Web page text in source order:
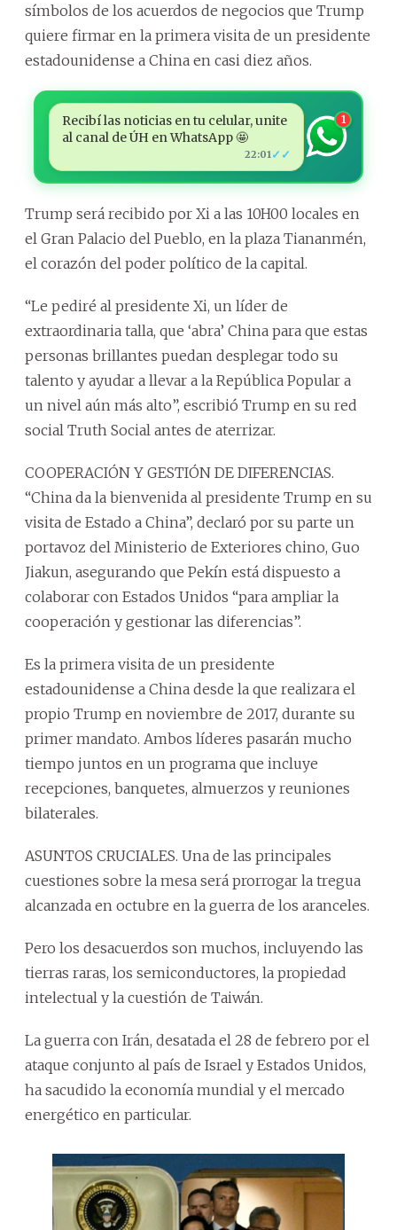
símbolos de los acuerdos de negocios que Trump
quiere firmar en la primera visita de un presidente
estadounidense a China en casi diez años.
Recibí las noticias en tu celular, unite
al canal de ÚH en WhatsApp 🤩
22:01 ✓✓
1
Trump será recibido por Xi a las 10H00 locales en
el Gran Palacio del Pueblo, en la plaza Tiananmén,
el corazón del poder político de la capital.
“Le pediré al presidente Xi, un líder de
extraordinaria talla, que ‘abra’ China para que estas
personas brillantes puedan desplegar todo su
talento y ayudar a llevar a la República Popular a
un nivel aún más alto”, escribió Trump en su red
social Truth Social antes de aterrizar.
COOPERACIÓN Y GESTIÓN DE DIFERENCIAS.
“China da la bienvenida al presidente Trump en su
visita de Estado a China”, declaró por su parte un
portavoz del Ministerio de Exteriores chino, Guo
Jiakun, asegurando que Pekín está dispuesto a
colaborar con Estados Unidos “para ampliar la
cooperación y gestionar las diferencias”.
Es la primera visita de un presidente
estadounidense a China desde la que realizara el
propio Trump en noviembre de 2017, durante su
primer mandato. Ambos líderes pasarán mucho
tiempo juntos en un programa que incluye
recepciones, banquetes, almuerzos y reuniones
bilaterales.
ASUNTOS CRUCIALES. Una de las principales
cuestiones sobre la mesa será prorrogar la tregua
alcanzada en octubre en la guerra de los aranceles.
Pero los desacuerdos son muchos, incluyendo las
tierras raras, los semiconductores, la propiedad
intelectual y la cuestión de Taiwán.
La guerra con Irán, desatada el 28 de febrero por el
ataque conjunto al país de Israel y Estados Unidos,
ha sacudido la economía mundial y el mercado
energético en particular.